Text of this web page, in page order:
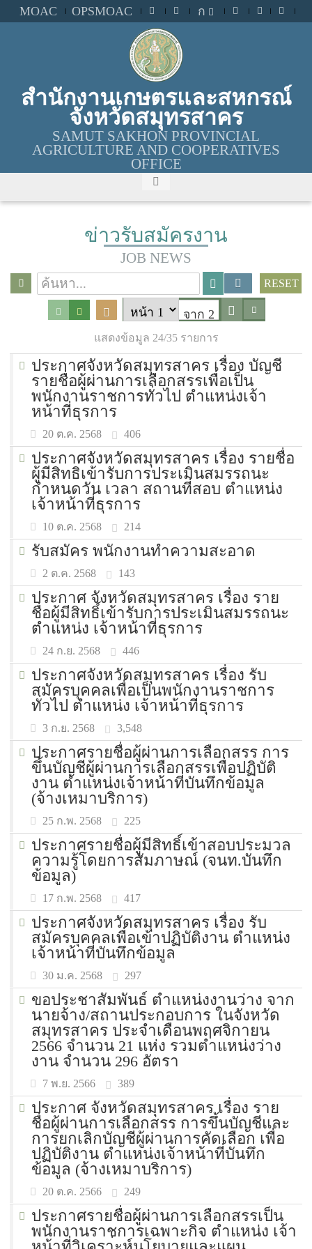
MOAC OPSMOAC ก
สำนักงานเกษตรและสหกรณ์
จังหวัดสมุทรสาคร
SAMUT SAKHON PROVINCIAL
AGRICULTURE AND COOPERATIVES
OFFICE
ข่าวรับสมัครงาน
JOB NEWS
RESET
จาก 2
แสดงข้อมูล 24/35 รายการ
ประกาศจังหวัดสมุทรสาคร เรื่อง บัญชี
รายชื่อผู้ผ่านการเลือกสรรเพื่อเป็น
พนักงานราชการทั่วไป ตำแหน่งเจ้า
หน้าที่ธุรการ
20 ต.ค. 2568 406
ประกาศจังหวัดสมุทรสาคร เรื่อง รายชื่อ
ผู้มีสิทธิเข้ารับการประเมินสมรรถนะ
กำหนดวัน เวลา สถานที่สอบ ตำแหน่ง
เจ้าหน้าที่ธุรการ
10 ต.ค. 2568 214
รับสมัคร พนักงานทำความสะอาด
2 ต.ค. 2568 143
ประกาศ จังหวัดสมุทรสาคร เรื่อง ราย
ชื่อผู้มีสิทธิ์เข้ารับการประเมินสมรรถนะ
ตำแหน่ง เจ้าหน้าที่ธุรการ
24 ก.ย. 2568 446
ประกาศจังหวัดสมุทรสาคร เรื่อง รับ
สมัครบุคคลเพื่อเป็นพนักงานราชการ
ทั่วไป ตำแหน่ง เจ้าหน้าที่ธุรการ
3 ก.ย. 2568 3,548
ประกาศรายชื่อผู้ผ่านการเลือกสรร การ
ขึ้นบัญชีผู้ผ่านการเลือกสรรเพื่อปฏิบัติ
งาน ตำแหน่งเจ้าหน้าที่บันทึกข้อมูล
(จ้างเหมาบริการ)
25 ก.พ. 2568 225
ประกาศรายชื่อผู้มีสิทธิ์เข้าสอบประมวล
ความรู้โดยการสัมภาษณ์ (จนท.บันทึก
ข้อมูล)
17 ก.พ. 2568 417
ประกาศจังหวัดสมุทรสาคร เรื่อง รับ
สมัครบุคคลเพื่อเข้าปฏิบัติงาน ตำแหน่ง
เจ้าหน้าที่บันทึกข้อมูล
30 ม.ค. 2568 297
ขอประชาสัมพันธ์ ตำแหน่งงานว่าง จาก
นายจ้าง/สถานประกอบการ ในจังหวัด
สมุทรสาคร ประจำเดือนพฤศจิกายน
2566 จำนวน 21 แห่ง รวมตำแหน่งว่าง
งาน จำนวน 296 อัตรา
7 พ.ย. 2566 389
ประกาศ จังหวัดสมุทรสาคร เรื่อง ราย
ชื่อผู้ผ่านการเลือกสรร การขึ้นบัญชีและ
การยกเลิกบัญชีผู้ผ่านการคัดเลือก เพื่อ
ปฏิบัติงาน ตำแหน่งเจ้าหน้าที่บันทึก
ข้อมูล (จ้างเหมาบริการ)
20 ต.ค. 2566 249
ประกาศรายชื่อผู้ผ่านการเลือกสรรเป็น
พนักงานราชการเฉพาะกิจ ตำแหน่ง เจ้า